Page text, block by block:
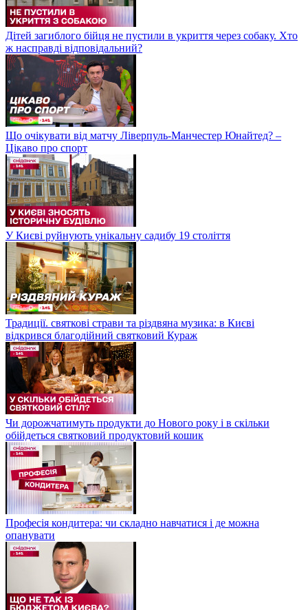
Дітей загиблого бійця не пустили в укриття через собаку. Хто
ж насправді відповідальний?
Що очікувати від матчу Ліверпуль-Манчестер Юнайтед? –
Цікаво про спорт
У Києві руйнують унікальну садибу 19 століття
Традиції. святкові страви та різдвяна музика: в Києві
відкрився благодійний святковий Кураж
Чи дорожчатимуть продукти до Нового року і в скільки
обійдеться святковий продуктовий кошик
Професія кондитера: чи складно навчатися і де можна
опанувати